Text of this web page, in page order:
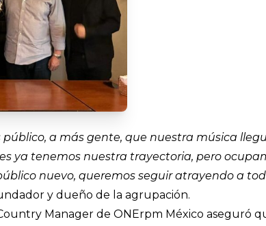
a más gente, que nuestra música
ya tenemos nuestra trayectoria, pero
nuevo, queremos seguir atrayendo a
y dueño de la agrupación.
Manager de ONErpm México aseguró